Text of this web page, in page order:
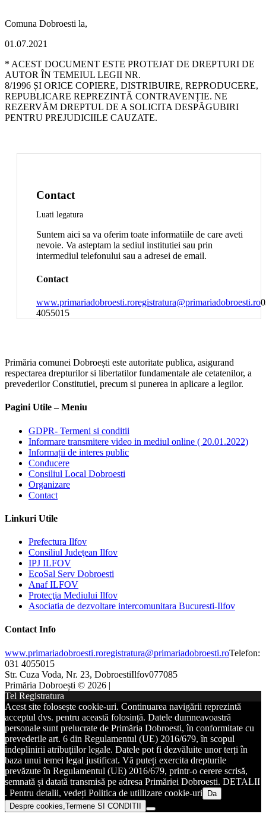
Comuna Dobroesti la,
01.07.2021
* ACEST DOCUMENT ESTE PROTEJAT DE DREPTURI DE
AUTOR ÎN TEMEIUL LEGII NR.
8/1996 ȘI ORICE COPIERE, DISTRIBUIRE, REPRODUCERE,
REPUBLICARE REPREZINTĂ CONTRAVENȚIE. NE
REZERVĂM DREPTUL DE A SOLICITA DESPĂGUBIRI
PENTRU PREJUDICIILE CAUZATE.
Contact
Luati legatura
Suntem aici sa va oferim toate informatiile de care aveti
nevoie. Va asteptam la sediul institutiei sau prin
intermediul telefonului sau a adresei de email.
Contact
www.primariadobroesti.roregistratura@primariadobroesti.ro
4055015
Primăria comunei Dobroești este autoritate publica, asigurand
respectarea drepturilor si libertatilor fundamentale ale cetatenilor, a
prevederilor Constitutiei, precum si punerea in aplicare a legilor.
Pagini Utile – Meniu
GDPR- Termeni si conditii
Informare transmitere video in mediul online ( 20.01.2022)
Informații de interes public
Conducere
Consiliul Local Dobroesti
Organizare
Contact
Linkuri Utile
Prefectura Ilfov
Consiliul Judeţean Ilfov
IPJ ILFOV
EcoSal Serv Dobroesti
Anaf ILFOV
Protecţia Mediului Ilfov
Asociatia de dezvoltare intercomunitara Bucuresti-Ilfov
Contact Info
www.primariadobroesti.roregistratura@primariadobroesti.roTelefon:
031 4055015
Str. Cuza Voda, Nr. 23, DobroestiIlfov077085
Primăria Dobroești © 2026 |
Tel Registratura
Acest site folosește cookie-uri. Continuarea navigării reprezintă
acceptul dvs. pentru această folosință. Datele dumneavoastră
personale sunt prelucrate de Primăria Dobroesti, în conformitate cu
prevederile art. 6 din Regulamentul (UE) 2016/679, în scopul
indeplinirii atribuțiilor legale. Datele pot fi dezvăluite unor terți în
baza unui temei legal justificat. Vă puteți exercita drepturile
prevăzute în Regulamentul (UE) 2016/679, printr-o cerere scrisă,
semnată și datată transmisă pe adresa Primăriei Dobroesti. DETALII
. Pentru detalii, vedeți Politica de utillizare cookie-uri
Da
Despre cookies,Termene SI CONDITII